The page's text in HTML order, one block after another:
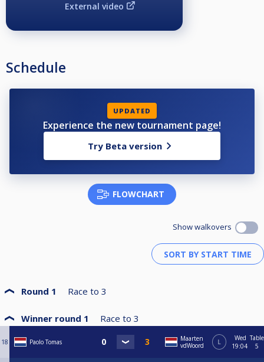
External video
Schedule
UPDATED
Experience the new tournament page!
Try Beta version
FLOWCHART
Show walkovers
Round 1 Race to 3
Winner round 1 Race to 3
18 Paolo Tomas
Maarten
vdWoord
L
Wed
19:04
Table
5